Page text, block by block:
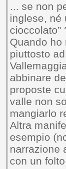
... se non
inglese, né
cioccolato”
Quando
piuttosto
abbinare
proposte
valle non
mangiarlo
Altra
esempio
narrazione
con un